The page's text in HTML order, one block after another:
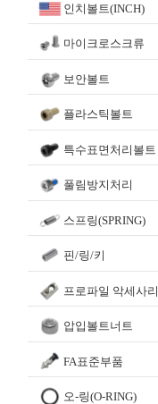
인치볼트(INCH)
마이크로스크류
보안볼트
플라스틱볼트
특수표면처리볼트
풀림방지처리
스프링(SPRING)
핀/링/키
프로파일 악세사리
압입볼트너트
FA표준부품
오-링(O-RING)